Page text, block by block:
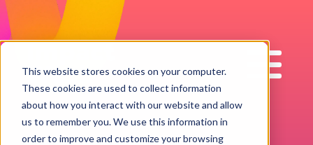
This website stores cookies on your computer.
These cookies are used to collect information
about how you interact with our website and allow
us to remember you. We use this information in
order to improve and customize your browsing
Impact
Work